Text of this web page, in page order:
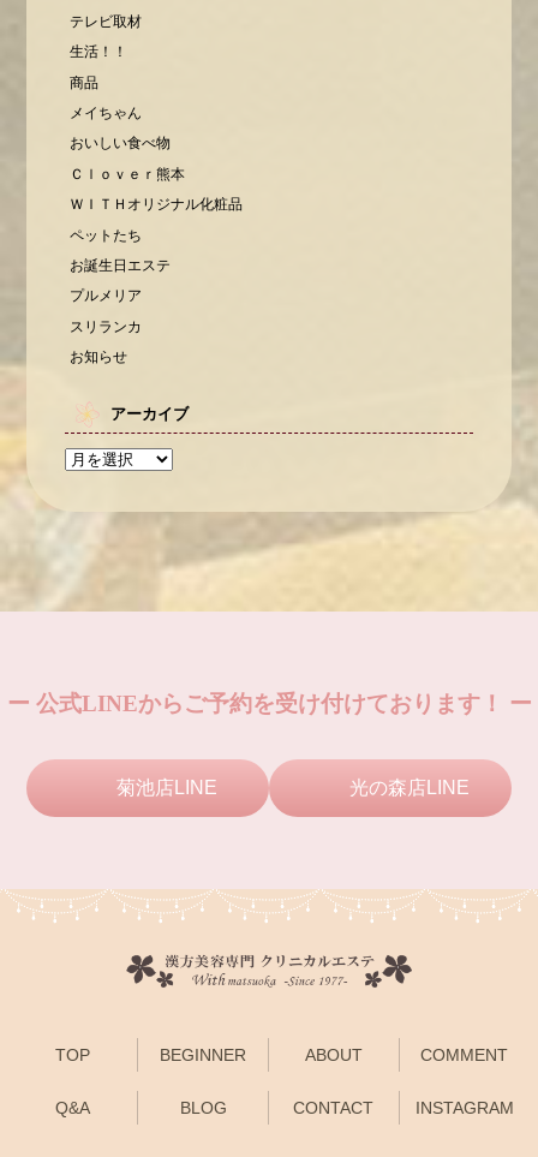
テレビ取材
生活！！
商品
メイちゃん
おいしい食べ物
Ｃｌｏｖｅｒ熊本
ＷＩＴＨオリジナル化粧品
ペットたち
お誕生日エステ
プルメリア
スリランカ
お知らせ
アーカイブ
ー 公式LINEからご予約を受け付けております！ ー
菊池店LINE 光の森店LINE
TOP BEGINNER ABOUT COMMENT
Q&A BLOG CONTACT INSTAGRAM